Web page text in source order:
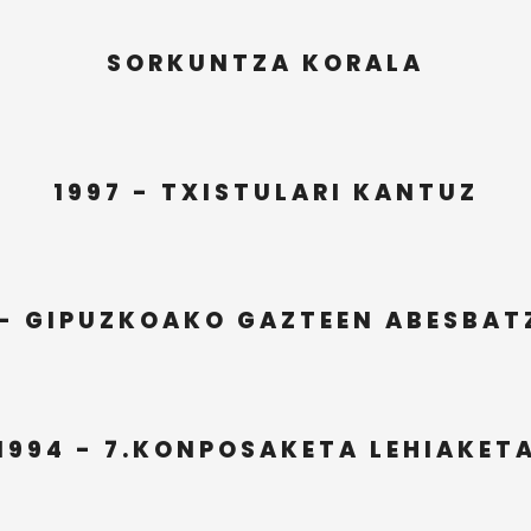
SORKUNTZA KORALA
1997 - TXISTULARI KANTUZ
GIPUZKOAKO GAZTEEN
- 7.KONPOSAKETA LEHIAKETA